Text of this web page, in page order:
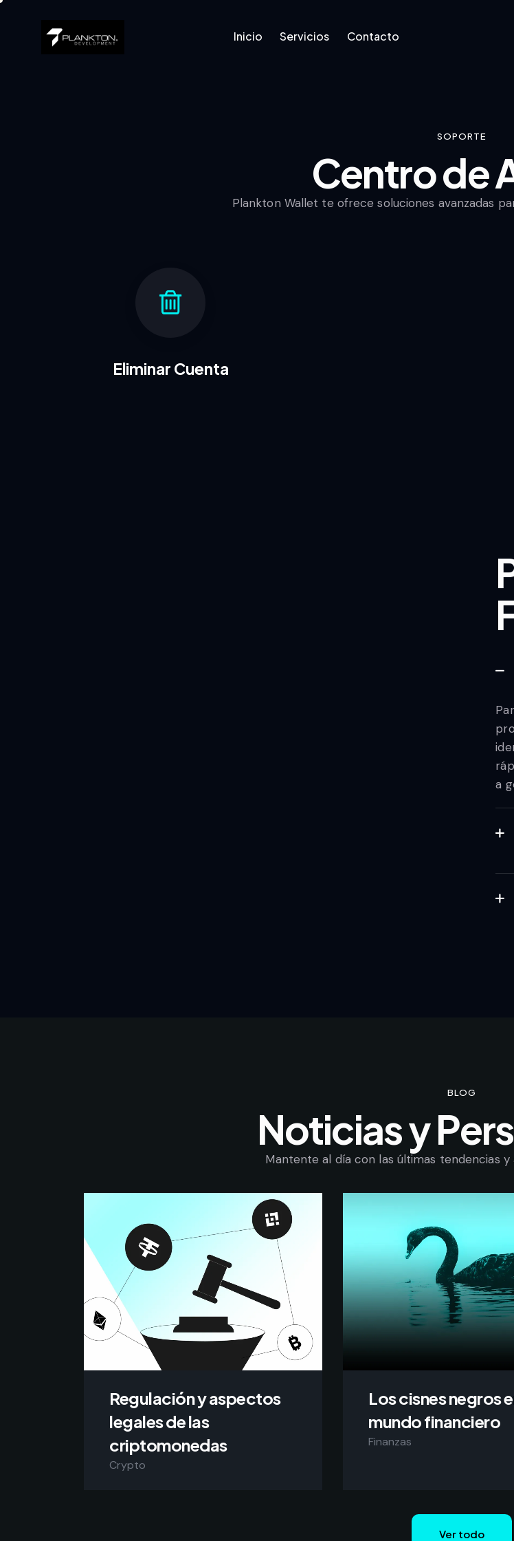
Inicio Servicios Contacto
SOPORTE
Centro de
Plankton Wallet te ofrece soluciones avanzadas
Eliminar Cuenta
a
BLOG
Noticias y
Mantente al día con las últimas tendencias y
Regulación y aspectos
legales de las
criptomonedas
Crypto
Los cisnes negros
mundo financiero
Finanzas
Ver todo